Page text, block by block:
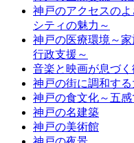
神戸のアクセスの
シティの魅力～
神戸の医療環境～
行政支援～
音楽と映画が息づ
神戸の街に調和す
神戸の食文化～五
神戸の名建築
神戸の美術館